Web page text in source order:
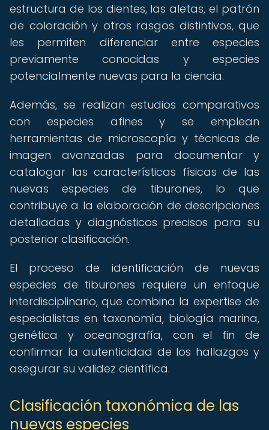
estructura de los dientes, las aletas, el patrón
de coloración y otros rasgos distintivos, que
les permiten diferenciar entre especies
previamente conocidas y especies
potencialmente nuevas para la ciencia.
Además, se realizan estudios comparativos
con especies afines y se emplean
herramientas de microscopía y técnicas de
imagen avanzadas para documentar y
catalogar las características físicas de las
nuevas especies de tiburones, lo que
contribuye a la elaboración de descripciones
detalladas y diagnósticos precisos para su
posterior clasificación.
El proceso de identificación de nuevas
especies de tiburones requiere un enfoque
interdisciplinario, que combina la expertise de
especialistas en taxonomía, biología marina,
genética y oceanografía, con el fin de
confirmar la autenticidad de los hallazgos y
asegurar su validez científica.
Clasificación taxonómica de las
nuevas especies